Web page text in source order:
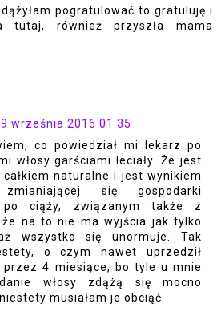
pogratulować to gratuluję i
tutaj, również przyszła mama
9 września 2016 01:35
co powiedział mi lekarz po
włosy garściami leciały. Że jest
naturalne i jest wynikiem
zmianiającej się gospodarki
po ciąży, związanym także z
na to nie ma wyjścia jak tylko
wszystko się unormuje. Tak
o czym nawet uprzedził
4 miesiące, bo tyle u mnie
włosy zdążą się mocno
musiałam je obciąć.